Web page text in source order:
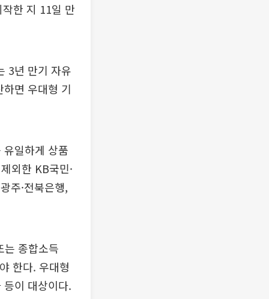
한 지 11일 만
3년 만기 자유
면 우대형 기
일하게 상품
외한 KB국민·
주·전북은행,
는 종합소득
한다. 우대형
이 대상이다.